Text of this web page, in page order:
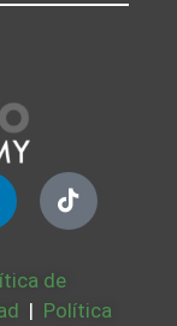
de
| Política